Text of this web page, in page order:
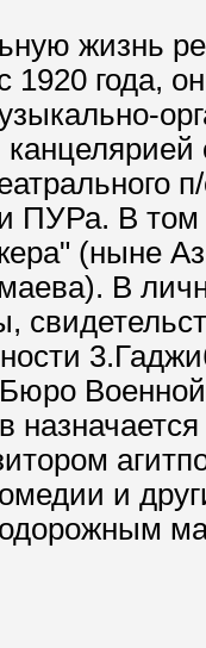
жизнь
1920 года,
ПУРа. В том
(ныне
В
и